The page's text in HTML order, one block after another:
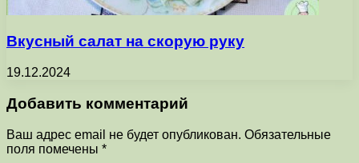
Вкусный салат на скорую руку
19.12.2024
Добавить комментарий
Ваш адрес email не будет опубликован. Обязательные
поля помечены *